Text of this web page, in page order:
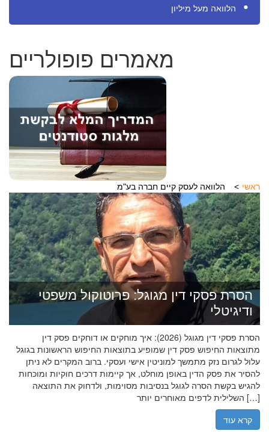
הלוואה מעל מיליון
מאמרים פופולריים
ראשי הלוואה לעסק קיים חברה בע"מ
הסרת פסקי דין מגוגל: פרוטוקול משפטי
ודיגיטלי
הסרת פסקי דין מגוגל (2026): איך מוחקים או דוחקים פסק דין
מתוצאות החיפוש פסק דין שמופיע בתוצאות החיפוש הראשונות בגוגל
עלול לגרום נזק מתמשך למוניטין אישי ועסקי. ברוב המקרים לא ניתן
להסיר את פסק הדין באופן מוחלט, אך קיימות דרכים חוקיות ומוכחות
להגיש בקשת הסרה לגוגל בנסיבות מסוימות, ולדחוק את התוצאה
השלילית לדפים מאוחרים יותר […]
קרא עוד